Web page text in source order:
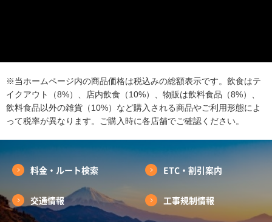
※当ホームページ内の商品価格は税込みの総額表示です。飲食はテ
イクアウト（8%）、店内飲食（10%）、物販は飲料食品（8%）、
飲料食品以外の雑貨（10%）など購入される商品やご利用形態によ
って税率が異なります。ご購入時に各店舗でご確認ください。
料金・ルート検索 ETC・割引案内
交通情報 工事規制情報